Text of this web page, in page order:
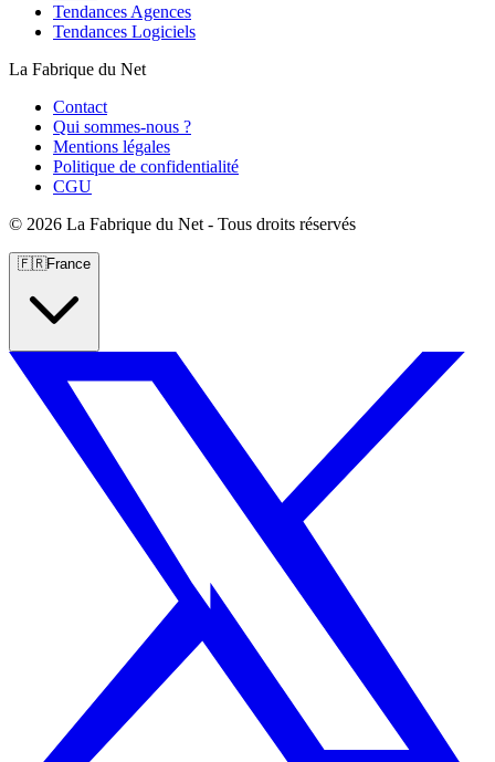
Tendances Agences
Tendances Logiciels
La Fabrique du Net
Contact
Qui sommes-nous ?
Mentions légales
Politique de confidentialité
CGU
© 2026 La Fabrique du Net - Tous droits réservés
🇫🇷France